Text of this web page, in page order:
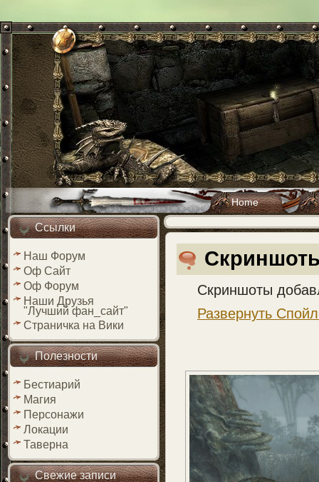
Home
Ссылки
Наш Форум
Оф Сайт
Оф Форум
Наши Друзья
"Лучший фан_сайт"
Страничка на Вики
Полезности
Бестиарий
Магия
Персонажи
Локации
Таверна
Свежие записи
Скриншоты
Развернуть